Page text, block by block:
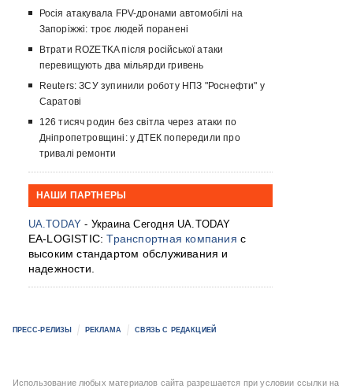
Росія атакувала FPV-дронами автомобілі на
Запоріжжі: троє людей поранені
Втрати ROZETKA після російської атаки
перевищують два мільярди гривень
Reuters: ЗСУ зупинили роботу НПЗ "Роснефти" у
Саратові
126 тисяч родин без світла через атаки по
Дніпропетровщині: у ДТЕК попередили про
тривалі ремонти
НАШИ ПАРТНЕРЫ
UA.TODAY - Украина Сегодня UA.TODAY
EA-LOGISTIC:Транспортная компания с
высоким стандартом обслуживания и
надежности.
ПРЕСС-РЕЛИЗЫ РЕКЛАМА СВЯЗЬ С РЕДАКЦИЕЙ
Использование любых материалов сайта разрешается при условии ссылки на